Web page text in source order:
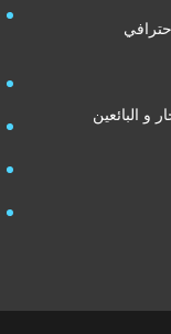
و البائعين